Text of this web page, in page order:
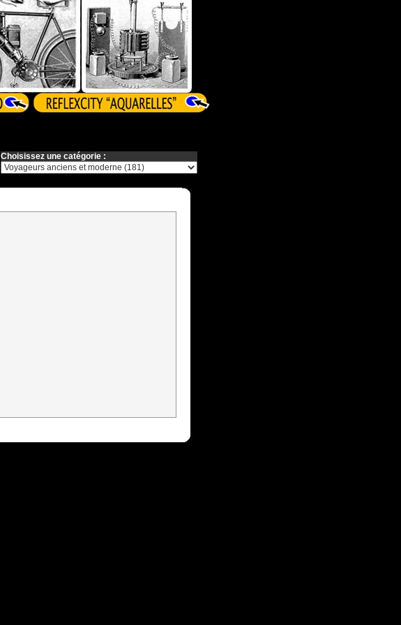
Choisissez une catégorie :